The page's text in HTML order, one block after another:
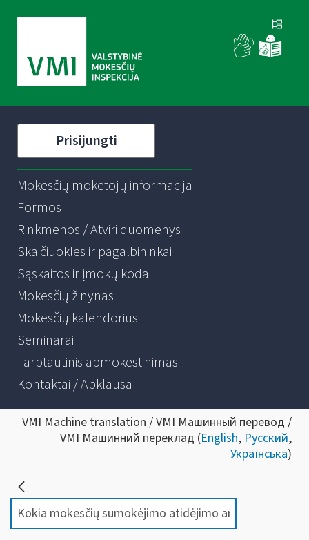
Prisijungti
Mokesčių mokėtojų informacija
Formos
Rinkmenos / Atviri duomenys
Skaičiuoklės ir pagalbininkai
Sąskaitos ir įmokų kodai
Mokesčių žinynas
Mokesčių kalendorius
Seminarai
Tarptautinis apmokestinimas
Kontaktai / Apklausa
VMI Machine translation / VMI Машинный перевод /
VMI Машинний переклад (English, Русский,
Українська)